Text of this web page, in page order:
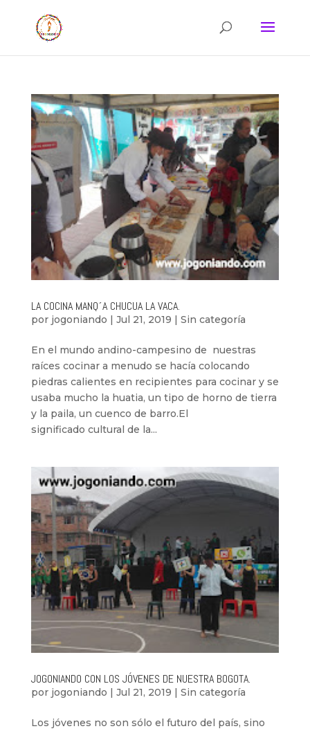
LA COCINA MANQ´A CHUCUA LA VACA.
por jogoniando | Jul 21, 2019 | Sin categoría
En el mundo andino-campesino de nuestras
raíces cocinar a menudo se hacía colocando
piedras calientes en recipientes para cocinar y se
usaba mucho la huatia, un tipo de horno de tierra
y la paila, un cuenco de barro.El
significado cultural de la...
JOGONIANDO CON LOS JÓVENES DE NUESTRA BOGOTA.
por jogoniando | Jul 21, 2019 | Sin categoría
Los jóvenes no son sólo el futuro del país, sino